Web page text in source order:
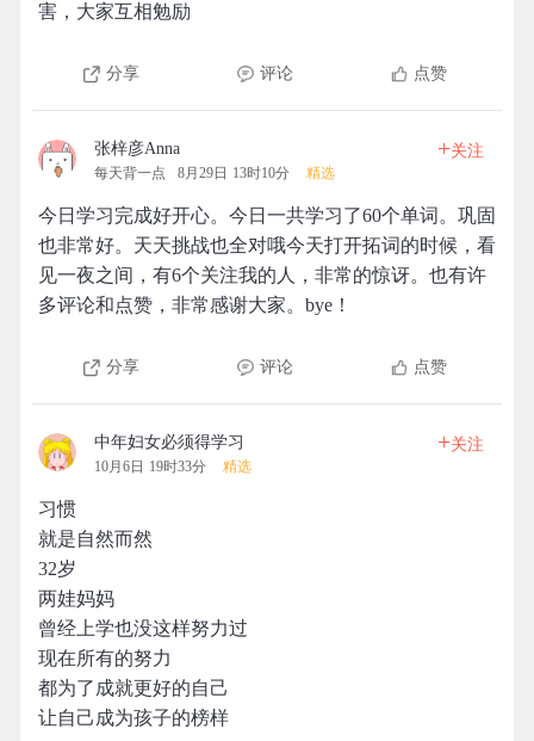
害，大家互相勉励
分享 评论 点赞
张梓彦Anna
每天背一点 8月29日 13时10分 精选
+关注
今日学习完成好开心。今日一共学习了60个单词。巩固
也非常好。天天挑战也全对哦今天打开拓词的时候，看
见一夜之间，有6个关注我的人，非常的惊讶。也有许
多评论和点赞，非常感谢大家。bye！
分享 评论 点赞
中年妇女必须得学习
10月6日 19时33分 精选
+关注
习惯
就是自然而然
32岁
两娃妈妈
曾经上学也没这样努力过
现在所有的努力
都为了成就更好的自己
让自己成为孩子的榜样